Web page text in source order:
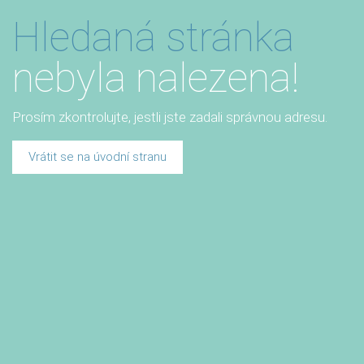
Hledaná stránka
nebyla nalezena!
Prosím zkontrolujte, jestli jste zadali správnou adresu.
Vrátit se na úvodní stranu